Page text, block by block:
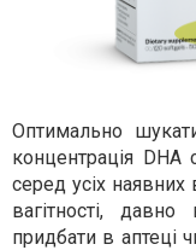
Оптимально
концентрація
серед усіх наявних
вагітності,
придбати в аптеці